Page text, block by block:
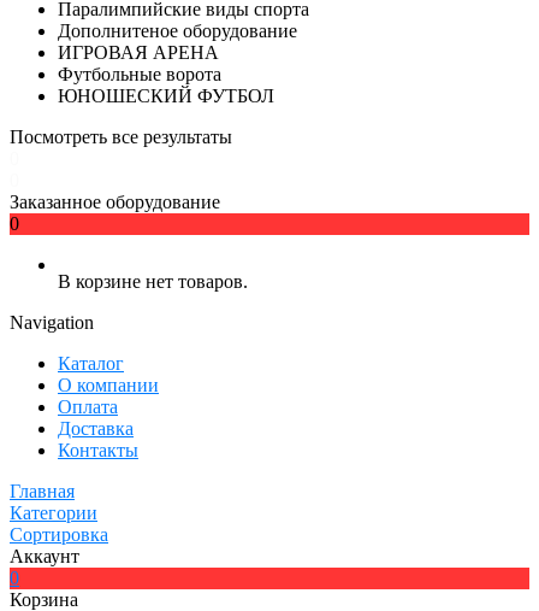
Паралимпийские виды спорта
Дополнитеное оборудование
ИГРОВАЯ АРЕНА
Футбольные ворота
ЮНОШЕСКИЙ ФУТБОЛ
Посмотреть все результаты
Заказанное оборудование
0
В корзине нет товаров.
Navigation
Каталог
О компании
Оплата
Доставка
Контакты
Главная
Категории
Сортировка
Аккаунт
0
Корзина